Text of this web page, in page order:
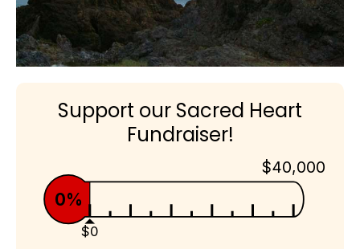
Support our Sacred Heart
Fundraiser!
$40,000
$0
0%